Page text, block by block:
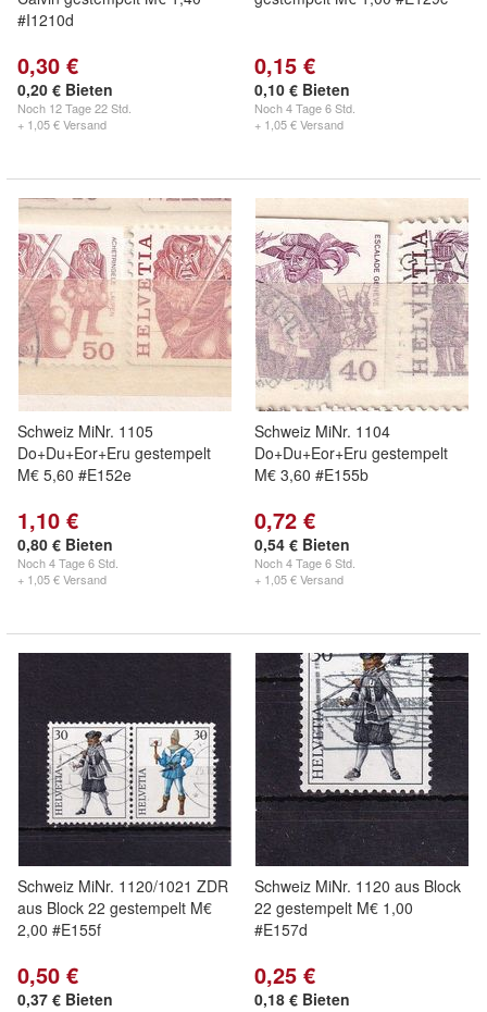
#I1210d
0,30 €
0,20 € Bieten
Noch 12 Tage 22 Std.
+ 1,05 € Versand
0,15 €
0,10 € Bieten
Noch4 Tage 6 Std.
+ 1,05 € Versand
Schweiz MiNr. 1105
Do+Du+Eor+Eru gestempelt
M€ 5,60 #E152e
1,10 €
0,80 € Bieten
Noch4 Tage 6 Std.
+ 1,05 € Versand
Schweiz MiNr. 1104
Do+Du+Eor+Eru gestempelt
M€ 3,60 #E155b
0,72 €
0,54 € Bieten
Noch4 Tage 6 Std.
+ 1,05 € Versand
Schweiz MiNr. 1120/1021 ZDR
aus Block 22 gestempelt M€
2,00 #E155f
0,50 €
0,37 € Bieten
Schweiz MiNr. 1120 aus Block
22 gestempelt M€ 1,00
#E157d
0,25 €
0,18 € Bieten